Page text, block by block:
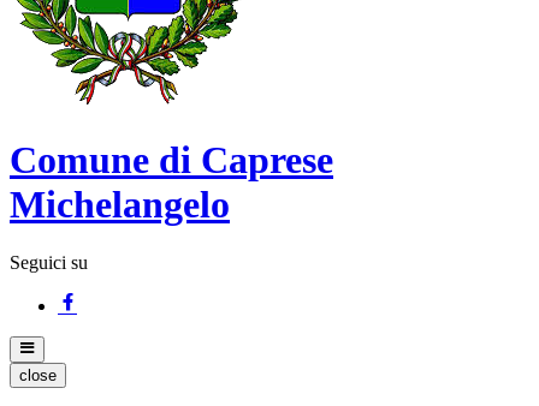
Comune di Caprese
Michelangelo
Seguici su
close